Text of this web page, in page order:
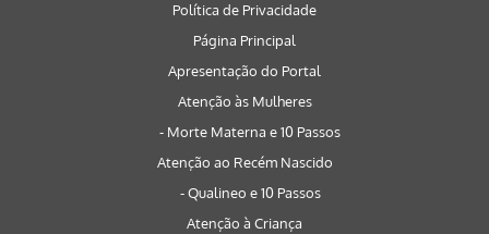
Política de Privacidade
Página Principal
Apresentação do Portal
Atenção às Mulheres
- Morte Materna e 10 Passos
Atenção ao Recém Nascido
- Qualineo e 10 Passos
Atenção à Criança